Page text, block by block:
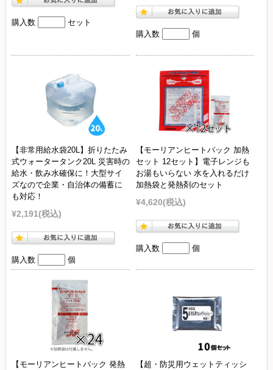
購入数 セット
購入数 個
【非常用給水袋20L】折りたたみ
式ウォータータンク20L 災害時の
給水・飲み水確保に！大型サイ
ズなので企業・自治体の備蓄に
も対応！
¥2,191(税込)
購入数 個
【モーリアンヒートパック 加熱
セット 12セット】電子レンジも
お湯もいらない 水を入れるだけ
加熱袋と発熱剤のセット
¥4,620(税込)
購入数 個
【モーリアンヒートパック 発熱
【超・防災用ウェットティッシ